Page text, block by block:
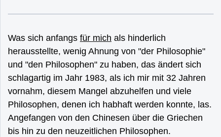
Was sich anfangs für mich als hinderlich
herausstellte, wenig Ahnung von "der Philosophie"
und "den Philosophen" zu haben, das ändert sich
schlagartig im Jahr 1983, als ich mir mit 32 Jahren
vornahm, diesem Mangel abzuhelfen und viele
Philosophen, denen ich habhaft werden konnte, las.
Angefangen von den Chinesen über die Griechen
bis hin zu den neuzeitlichen Philosophen.